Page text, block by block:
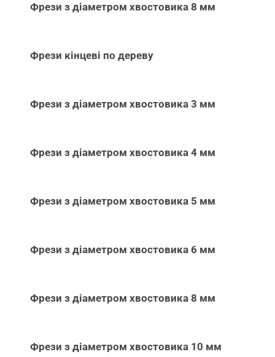
Фрези з діаметром хвостовика 8 мм
Фрези кінцеві по дереву
Фрези з діаметром хвостовика 3 мм
Фрези з діаметром хвостовика 4 мм
Фрези з діаметром хвостовика 5 мм
Фрези з діаметром хвостовика 6 мм
Фрези з діаметром хвостовика 8 мм
Фрези з діаметром хвостовика 10 мм